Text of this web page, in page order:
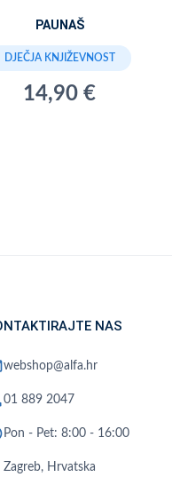
PAUNAŠ
DJEČJA KNJIŽEVNOST
14,90 €
NAS
webshop@alfa.hr
01 889 2047
Pon - Pet: 8:00 - 16:00
Zagreb, Hrvatska